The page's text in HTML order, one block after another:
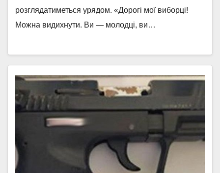
розглядатиметься урядом. «Дорогі мої виборці!
Можна видихнути. Ви — молодці, ви…